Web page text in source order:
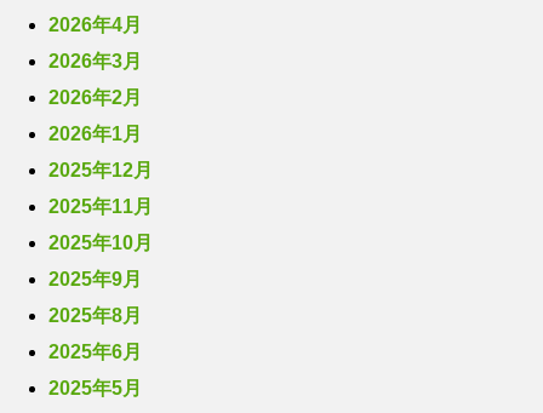
2026年4月
2026年3月
2026年2月
2026年1月
2025年12月
2025年11月
2025年10月
2025年9月
2025年8月
2025年6月
2025年5月